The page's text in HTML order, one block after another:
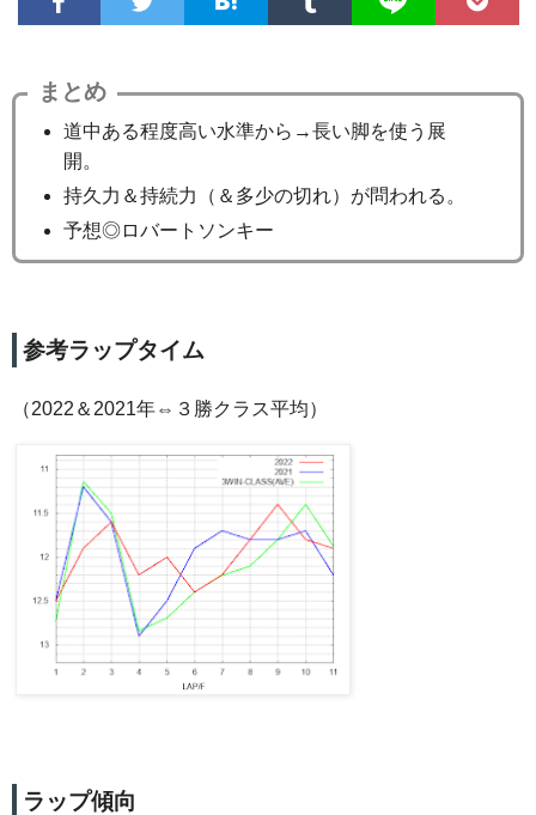
まとめ
道中ある程度高い水準から→長い脚を使う展
開。
持久力＆持続力（＆多少の切れ）が問われる。
予想◎ロバートソンキー
参考ラップタイム
（2022＆2021年⇔３勝クラス平均）
ラップ傾向